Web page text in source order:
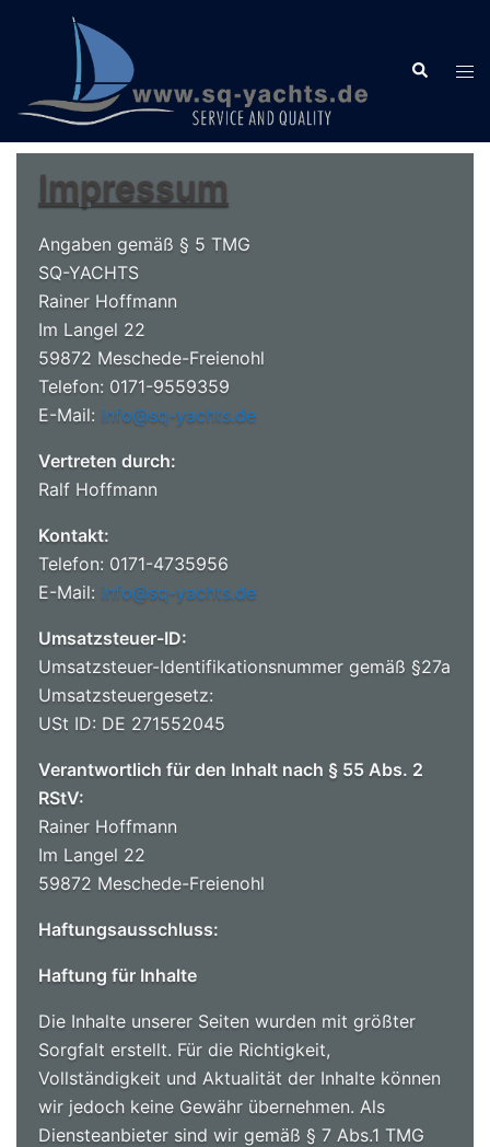
Suche
Impressum
Angaben gemäß § 5 TMG
SQ-YACHTS
Rainer Hoffmann
Im Langel 22
59872 Meschede-Freienohl
Telefon: 0171-9559359
E-Mail: info@sq-yachts.de
Vertreten durch:
Ralf Hoffmann
Kontakt:
Telefon: 0171-4735956
E-Mail: info@sq-yachts.de
Umsatzsteuer-ID:
Umsatzsteuer-Identifikationsnummer gemäß §27a
Umsatzsteuergesetz:
USt ID: DE 271552045
Verantwortlich für den Inhalt nach § 55 Abs. 2
RStV:
Rainer Hoffmann
Im Langel 22
59872 Meschede-Freienohl
Haftungsausschluss:
Haftung für Inhalte
Die Inhalte unserer Seiten wurden mit größter
Sorgfalt erstellt. Für die Richtigkeit,
Vollständigkeit und Aktualität der Inhalte können
wir jedoch keine Gewähr übernehmen. Als
Diensteanbieter sind wir gemäß § 7 Abs.1 TMG